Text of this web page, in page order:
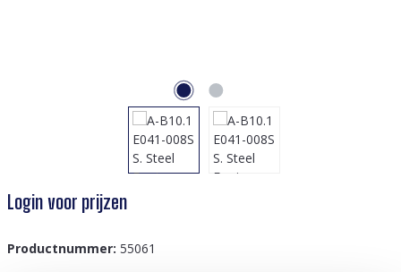
Login voor prijzen
Productnummer: 55061